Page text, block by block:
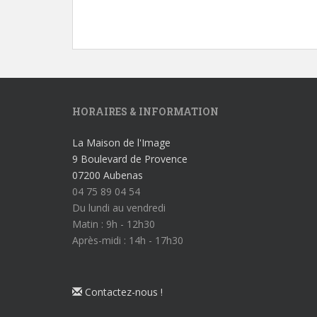
HORAIRES & INFORMATION
La Maison de l'Image
9 Boulevard de Provence
07200 Aubenas
04 75 89 04 54
Du lundi au vendredi
Matin : 9h - 12h30
Après-midi : 14h - 17h30
Contactez-nous !